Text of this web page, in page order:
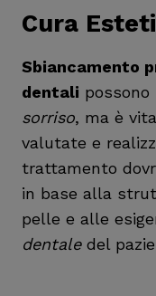
Cura
Sbiancamento
dentali possono
sorriso, ma è
valutate e
trattamento
in base alla
pelle e alle
dentaledel